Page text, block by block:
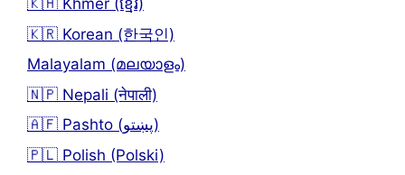
🇰🇭 Khmer (ខ្មែរ)
🇰🇷 Korean (한국인)
Malayalam (മലയാളം)
🇳🇵 Nepali (नेपाली)
🇦🇫 Pashto (پښتو)
🇵🇱 Polish (Polski)